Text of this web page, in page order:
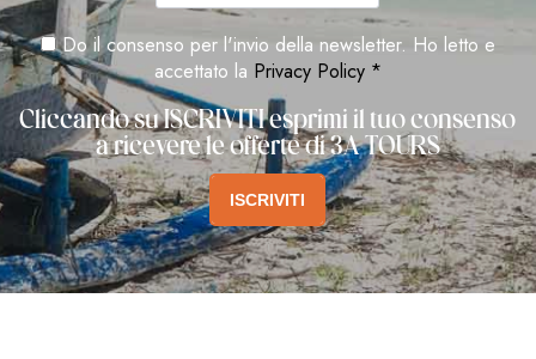
Do il consenso per l'invio della newsletter. Ho letto e
accettato la Privacy Policy *
Cliccando su ISCRIVITI esprimi il tuo consenso
a ricevere le offerte di 3A TOURS
ISCRIVITI